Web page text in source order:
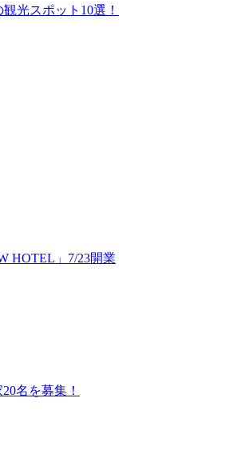
光スポット10選！
HOTEL」7/23開業
名を募集！